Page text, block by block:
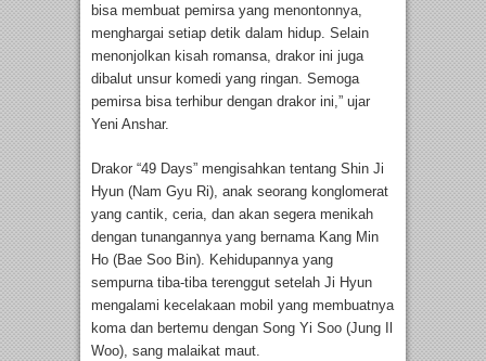
bisa membuat pemirsa yang menontonnya,
menghargai setiap detik dalam hidup. Selain
menonjolkan kisah romansa, drakor ini juga
dibalut unsur komedi yang ringan. Semoga
pemirsa bisa terhibur dengan drakor ini,” ujar
Yeni Anshar.
Drakor “49 Days” mengisahkan tentang Shin Ji
Hyun (Nam Gyu Ri), anak seorang konglomerat
yang cantik, ceria, dan akan segera menikah
dengan tunangannya yang bernama Kang Min
Ho (Bae Soo Bin). Kehidupannya yang
sempurna tiba-tiba terenggut setelah Ji Hyun
mengalami kecelakaan mobil yang membuatnya
koma dan bertemu dengan Song Yi Soo (Jung Il
Woo), sang malaikat maut.